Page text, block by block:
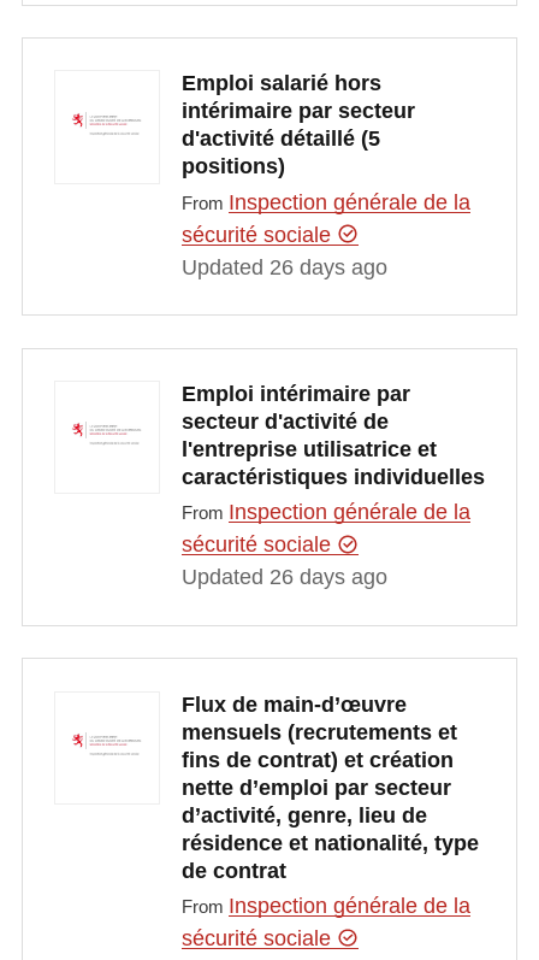
Emploi salarié hors
intérimaire par secteur
d'activité détaillé (5
positions)
From Inspection générale de la
sécurité sociale
Updated 26 days ago
Emploi intérimaire par
secteur d'activité de
l'entreprise utilisatrice et
caractéristiques individuelles
From Inspection générale de la
sécurité sociale
Updated 26 days ago
Flux de main-d’œuvre
mensuels (recrutements et
fins de contrat) et création
nette d’emploi par secteur
d’activité, genre, lieu de
résidence et nationalité, type
de contrat
From Inspection générale de la
sécurité sociale